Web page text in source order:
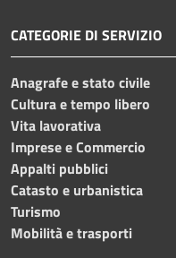
CATEGORIE DI SERVIZIO
Anagrafe e stato civile
Cultura e tempo libero
Vita lavorativa
Imprese e Commercio
Appalti pubblici
Catasto e urbanistica
Turismo
Mobilità e trasporti